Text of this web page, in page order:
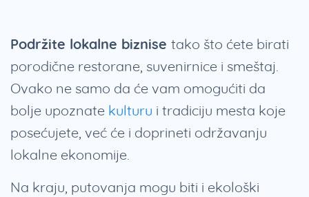
Podržite lokalne biznise tako što ćete birati
porodične restorane, suvenirnice i smeštaj.
Ovako ne samo da će vam omogućiti da
bolje upoznate kulturu i tradiciju mesta koje
posećujete, već će i doprineti održavanju
lokalne ekonomije.
Na kraju, putovanja mogu biti i ekološki